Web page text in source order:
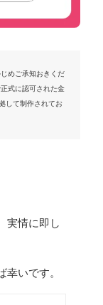
めご承知おきくだ
式に認可された金
して制作されてお
実情に即し
いです。